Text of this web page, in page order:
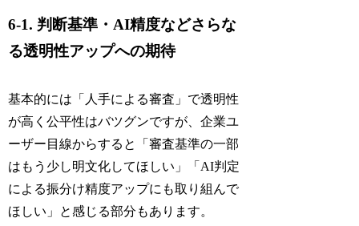
6-1. 判断基準・AI精度などさらな
る透明性アップへの期待
基本的には「人手による審査」で透明性
が高く公平性はバツグンですが、企業ユ
ーザー目線からすると「審査基準の一部
はもう少し明文化してほしい」「AI判定
による振分け精度アップにも取り組んで
ほしい」と感じる部分もあります。